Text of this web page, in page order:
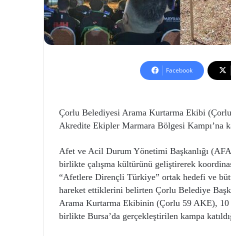
Facebook
Çorlu Belediyesi Arama Kurtarma Ekibi
Akredite Ekipler Marmara Bölgesi Kampı’na
Afet ve Acil Durum Yönetimi Başkanlığı
birlikte çalışma kültürünü geliştirerek
“Afetlere Dirençli Türkiye” ortak hedefi ve
hareket ettiklerini belirten Çorlu Belediye
Arama Kurtarma Ekibinin (Çorlu 59 AKE),
birlikte Bursa’da gerçekleştirilen kampa